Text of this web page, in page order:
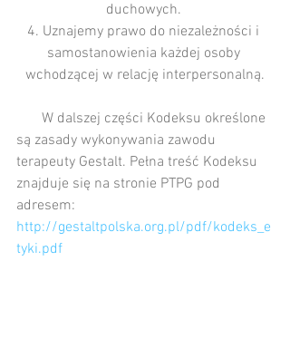
duchowych.
4. Uznajemy prawo do niezależności i
samostanowienia każdej osoby
wchodzącej w relację interpersonalną.
są zasady wykonywania zawodu
terapeuty Gestalt. Pełna treść Kodeksu
znajduje się na stronie PTPG pod
adresem:
http://gestaltpolska.org.pl/pdf/kodeks_e
tyki.pdf